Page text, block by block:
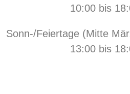
10:00 bis
Sonn-/Feiertage (Mitte
13:00 bis